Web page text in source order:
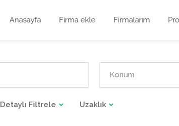
Anasayfa Firma ekle Firmalarım
Detaylı Filtrele Uzaklık